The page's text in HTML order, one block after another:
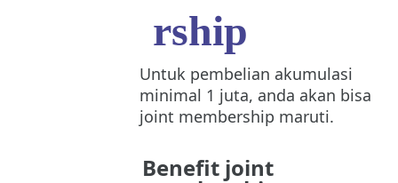
rship
Untuk pembelian akumulasi
minimal 1 juta, anda akan bisa
joint membership maruti.
Benefit joint